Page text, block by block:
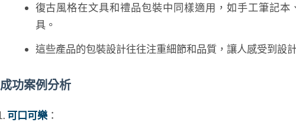
復古風格在文具和禮品包裝中同樣適用，如手工筆記本
具。
這些產品的包裝設計往往注重細節和品質，讓人感受到設
成功案例分析
可口可樂 ：